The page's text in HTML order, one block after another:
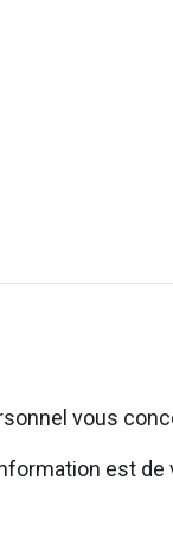
vous
est de